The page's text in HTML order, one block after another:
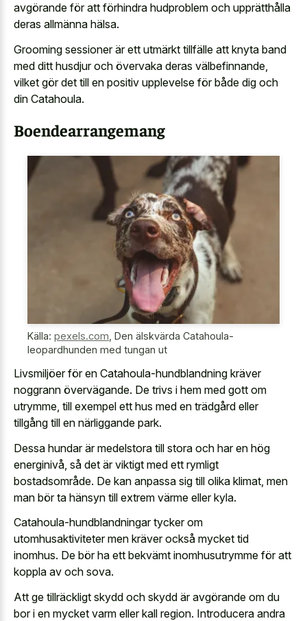
avgörande för att förhindra hudproblem och upprätthålla
deras allmänna hälsa.
Grooming sessioner är ett utmärkt tillfälle att knyta band
med ditt husdjur och övervaka deras välbefinnande,
vilket gör det till en positiv upplevelse för både dig och
din Catahoula.
Boendearrangemang
Källa: pexels.com Den älskvärda Catahoula-
leopardhunden med tungan ut
Livsmiljöer för en Catahoula-hundblandning kräver
noggrann övervägande. De trivs i hem med gott om
utrymme, till exempel ett hus med en trädgård eller
tillgång till en närliggande park.
Dessa hundar är medelstora till stora och har en hög
energinivå, så det är viktigt med ett rymligt
bostadsområde. De kan anpassa sig till olika klimat, men
man bör ta hänsyn till extrem värme eller kyla.
Catahoula-hundblandningar tycker om
utomhusaktiviteter men kräver också mycket tid
inomhus. De bör ha ett bekvämt inomhusutrymme för att
koppla av och sova.
Att ge tillräckligt skydd och skydd är avgörande om du
bor i en mycket varm eller kall region. Introducera andra